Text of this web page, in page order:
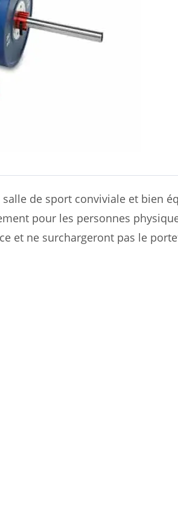
de sport conviviale et bien
pour les personnes
et ne surchargeront pas le